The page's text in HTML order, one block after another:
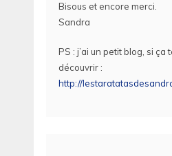
Bisous et encore merci.
Sandra
PS : j’ai un petit blog, si ça
découvrir :
http://